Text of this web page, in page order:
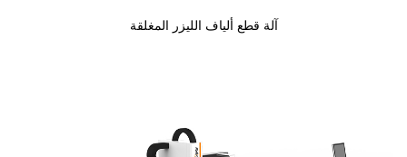
آلة قطع ألياف الليزر المغلقة